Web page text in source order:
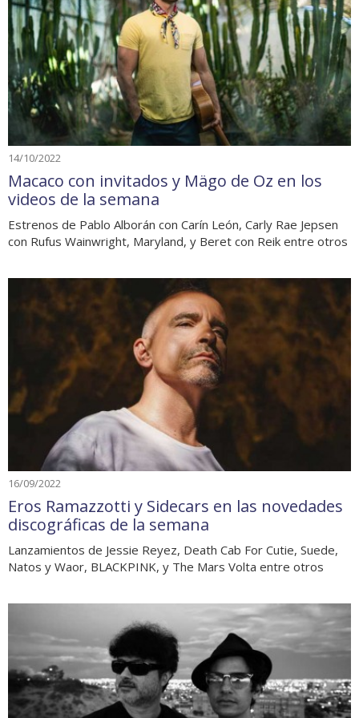
14/10/2022
Macaco con invitados y Mägo de Oz en los
videos de la semana
Estrenos de Pablo Alborán con Carín León, Carly Rae Jepsen
con Rufus Wainwright, Maryland, y Beret con Reik entre otros
16/09/2022
Eros Ramazzotti y Sidecars en las novedades
discográficas de la semana
Lanzamientos de Jessie Reyez, Death Cab For Cutie, Suede,
Natos y Waor, BLACKPINK, y The Mars Volta entre otros